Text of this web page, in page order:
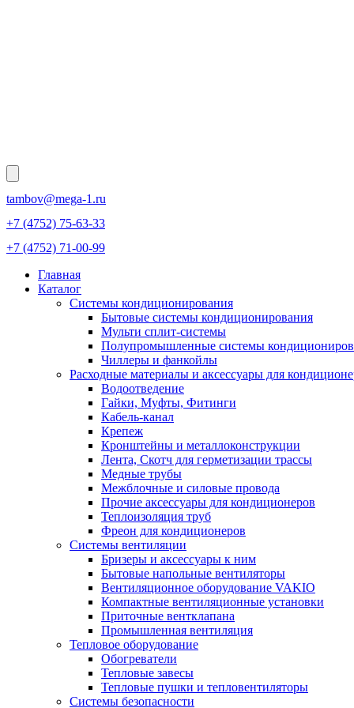
tambov@mega-1.ru
+7 (4752) 75-63-33
+7 (4752) 71-00-99
Главная
Каталог
Системы кондиционирования
Бытовые системы кондиционирования
Мульти сплит-системы
Полупромышленные системы
Чиллеры и фанкойлы
Расходные материалы и аксессуары для
Водоотведение
Гайки, Муфты, Фитинги
Кабель-канал
Крепеж
Кронштейны и металлоконструкции
Лента, Скотч для герметизации трассы
Медные трубы
Межблочные и силовые провода
Прочие аксессуары для кондиционеров
Теплоизоляция труб
Фреон для кондиционеров
Системы вентиляции
Бризеры и аксессуары к ним
Бытовые напольные вентиляторы
Вентиляционное оборудование VAKIO
Компактные вентиляционные установки
Приточные вентклапана
Промышленная вентиляция
Тепловое оборудование
Обогреватели
Тепловые завесы
Тепловые пушки и тепловентиляторы
Системы безопасности